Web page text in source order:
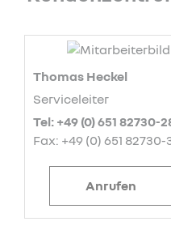
Thomas Heckel
Serviceleiter
Tel: +49 (0) 651 82730-
Fax: +49 (0) 651 82730-
Anrufen